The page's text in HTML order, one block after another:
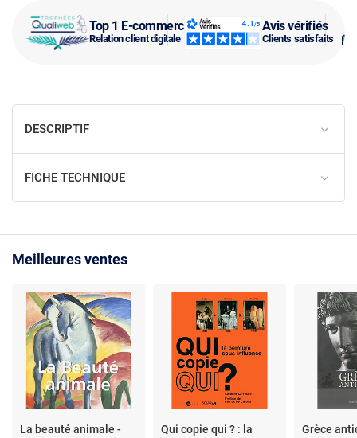
Top 1 E-commerce
Relation client digitale
Avis vérifiés
Clients satisfaits
DESCRIPTIF
FICHE TECHNIQUE
Meilleures ventes
La beauté animale -
Qui copie qui ? : la
Grèce